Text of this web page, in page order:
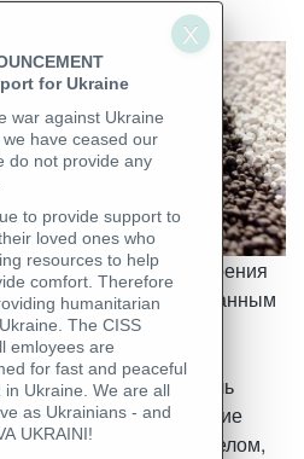
удобрения
работы с гранулированным
хранение и
проводиться в
правилами, т.к. пыль
легкое раздражение
и слезотечение. В целом,
for Ukraine
war against Ukraine
have ceased our
do not provide any
to provide support to
loved ones who
resources to help
comfort. Therefore
humanitarian
The CISS
emloyees are
for fast and peaceful
in Ukraine. We are all
as Ukrainians - and
UKRAINI!